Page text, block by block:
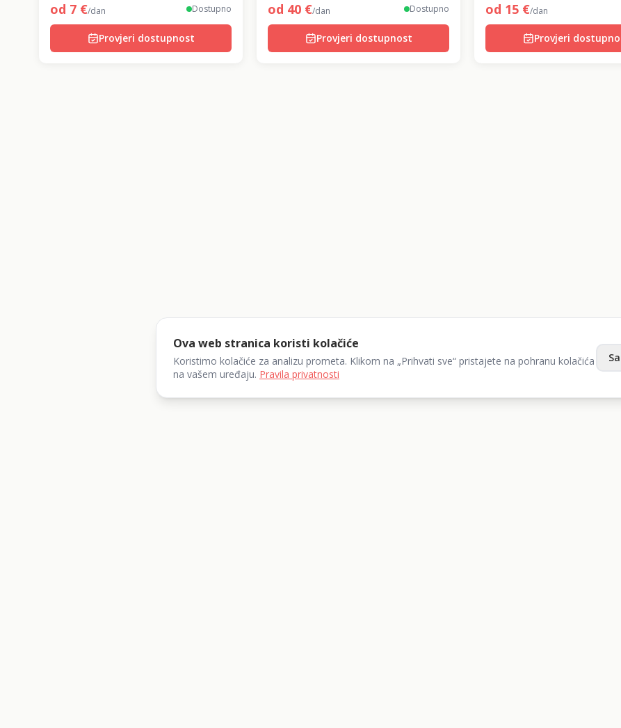
od 7 €/dan Dostupno
Provjeri dostupnost
od 40 €/dan Dostupno
Provjeri dostupnost
na licu mjesta.
od 15 €/dan
Provjeri
Ova web stranica koristi kolačiće
Koristimo kolačiće za analizu prometa. Klikom na „Prihvati sve“ pristajete na pohranu kolačića
na vašem uređaju. Pravila privatnosti